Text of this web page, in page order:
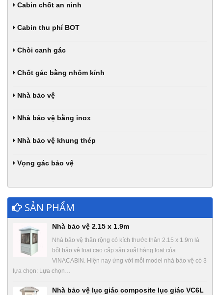
Cabin chốt an ninh
Cabin thu phí BOT
Chòi canh gác
Chốt gác bằng nhôm kính
Nhà bảo vệ
Nhà bảo vệ bằng inox
Nhà bảo vệ khung thép
Vọng gác bảo vệ
SẢN PHẨM
Nhà bảo vệ 2.15 x 1.9m
Nhà bảo vệ thân rộng có kích thước thân 2.15 x 1.9m là
bốt bảo vệ loại cao cấp sản xuất hàng loạt của
VINACABIN. Hiện nay ứng với mỗi model nhà bảo vệ có 3
lựa chọn: Lựa chọn…
Nhà bảo vệ lục giác composite lục giác VC6L